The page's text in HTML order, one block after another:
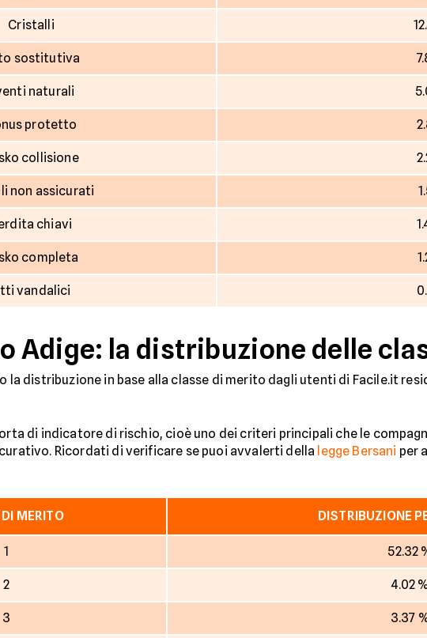
Cristalli
sostitutiva
naturali
protetto
collisione
non assicurati
chiavi
completa
vandalici
Adige: la distribuzione delle
la distribuzione in base alla classe di merito dagli utenti di Facile.it
di indicatore di rischio, cioè uno dei criteri principali che le
Ricordati di verificare se puoi avvalerti della legge Bersani per
MERITO DISTRIBUZIONE
1 52.32
2 4.02
3 3.37